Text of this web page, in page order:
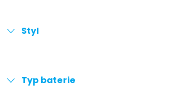
Styl
Typ baterie